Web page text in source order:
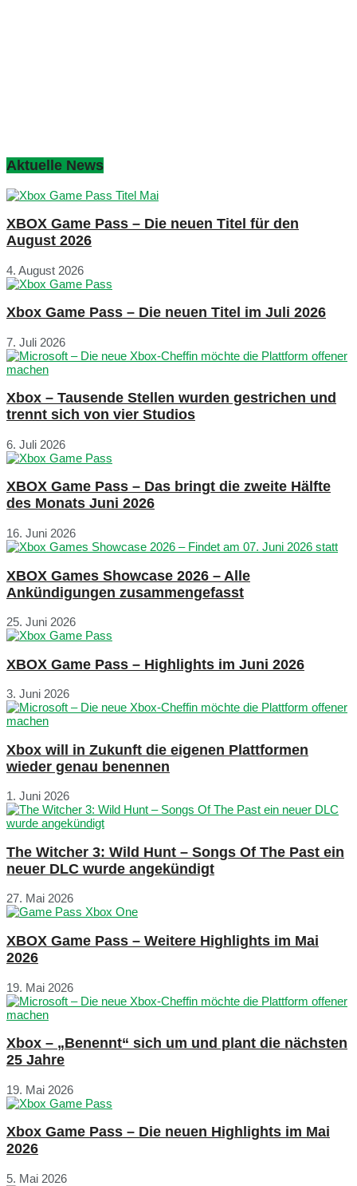
Aktuelle News
XBOX Game Pass – Die neuen Titel für den
August 2026
4. August 2026
Xbox Game Pass – Die neuen Titel im Juli 2026
7. Juli 2026
Xbox – Tausende Stellen wurden gestrichen und
trennt sich von vier Studios
6. Juli 2026
XBOX Game Pass – Das bringt die zweite Hälfte
des Monats Juni 2026
16. Juni 2026
XBOX Games Showcase 2026 – Alle
Ankündigungen zusammengefasst
25. Juni 2026
XBOX Game Pass – Highlights im Juni 2026
3. Juni 2026
Xbox will in Zukunft die eigenen Plattformen
wieder genau benennen
1. Juni 2026
The Witcher 3: Wild Hunt – Songs Of The Past ein
neuer DLC wurde angekündigt
27. Mai 2026
XBOX Game Pass – Weitere Highlights im Mai
2026
19. Mai 2026
Xbox – „Benennt“ sich um und plant die nächsten
25 Jahre
19. Mai 2026
Xbox Game Pass – Die neuen Highlights im Mai
2026
5. Mai 2026